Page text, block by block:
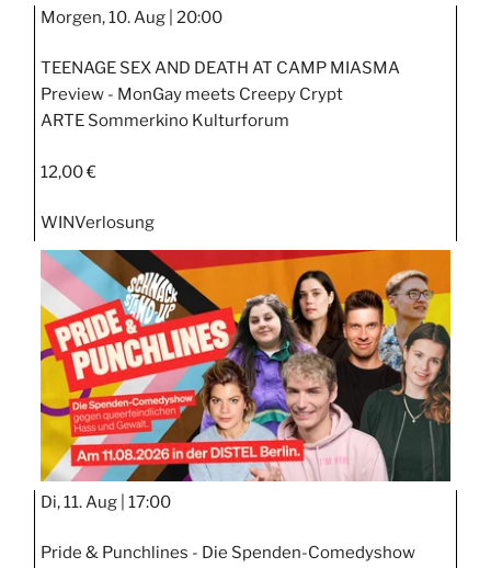
Morgen, 10. Aug | 20:00
TEENAGE SEX AND DEATH AT CAMP MIASMA
Preview - MonGay meets Creepy Crypt
ARTE Sommerkino Kulturforum
12,00 €
WINVerlosung
Di, 11. Aug | 17:00
Pride & Punchlines - Die Spenden-Comedyshow